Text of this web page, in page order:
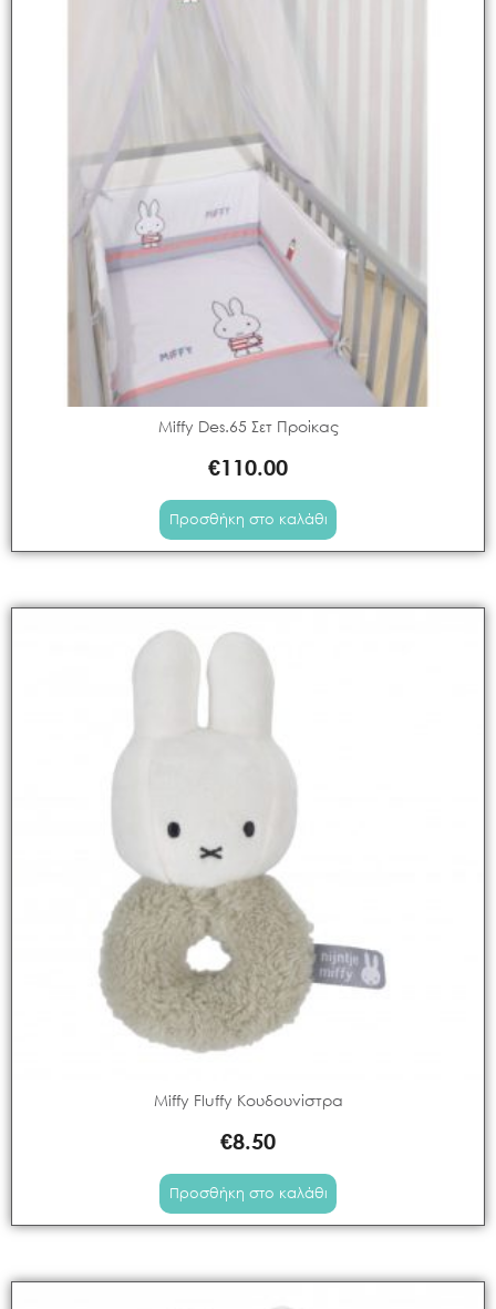
Miffy Des.65 Σετ Προίκας
€110.00
Προσθήκη στο καλάθι
Miffy Fluffy Κουδουνίστρα
€8.50
Προσθήκη στο καλάθι